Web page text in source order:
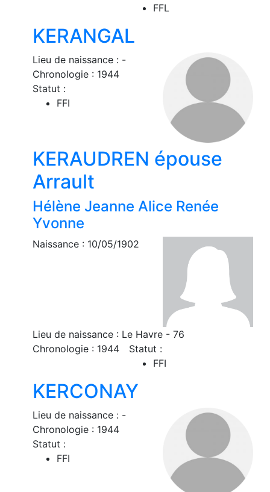
FFL
KERANGAL
Lieu de naissance : -
Chronologie : 1944
Statut :
FFI
KERAUDREN épouse
Arrault
Hélène Jeanne Alice Renée
Yvonne
Naissance : 10/05/1902
Lieu de naissance : Le Havre - 76
Chronologie : 1944
Statut :
FFI
KERCONAY
Lieu de naissance : -
Chronologie : 1944
Statut :
FFI